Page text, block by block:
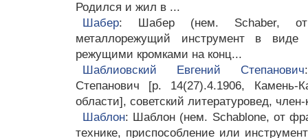
Родился и жил в ...
Шабер: Шабер (нем. Schaber,
металлорежущий инструмент в виде
режущими кромками на конц...
Шаблиовский Евгений Степанович
Степанович [р. 14(27).4.1906, Камень-
области], советский литературовед, член-
Шаблон: Шаблон (нем. Schablone, от
технике, приспособление или